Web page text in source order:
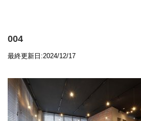
004
最終更新日:2024/12/17